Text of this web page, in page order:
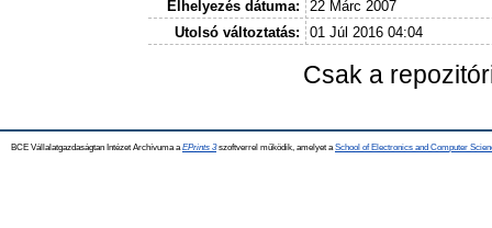
Elhelyezés dátuma:
22 Márc 2007
Utolsó változtatás:
01 Júl 2016 04:04
Csak a
BCE Vállalatgazdaságtan Intézet Archívuma a EPrints 3szoftverrel működik, amelyet a School of Electronics and Computer